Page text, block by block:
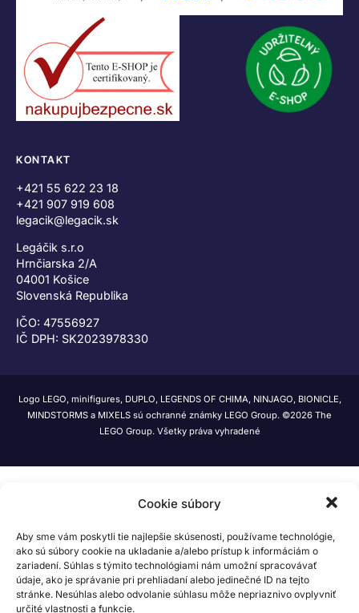
Cookie súbory
Aby sme vám poskytli tie najlepšie skúsenosti, používame technológie,
ako sú súbory cookie na ukladanie a/alebo prístup k informáciám o
zariadení. Súhlas s týmito technológiami nám umožní spracovávať
údaje, ako je správanie pri prehliadaní alebo jedinečné ID na tejto
stránke. Nesúhlas alebo odvolanie súhlasu môže nepriaznivo ovplyvniť
určité vlastnosti a funkcie.
KONTAKT
+421 55 622 23 18
+421 907 919 608
legacik@legacik.sk
Legáčik s.r.o
Hrnčiarska 2/A
04001 Košice
Slovenská Republika
IČO: 47556927
IČ DPH: SK2023978330
Logo LEGO, minifigures, DUPLO, LEGENDS OF CHIMA, NINJAGO, BIONICLE,
MINDSTORMS a MIXELS sú ochranné známky LEGO Group. ©2026 The
LEGO Group. Všetky práva vyhradené